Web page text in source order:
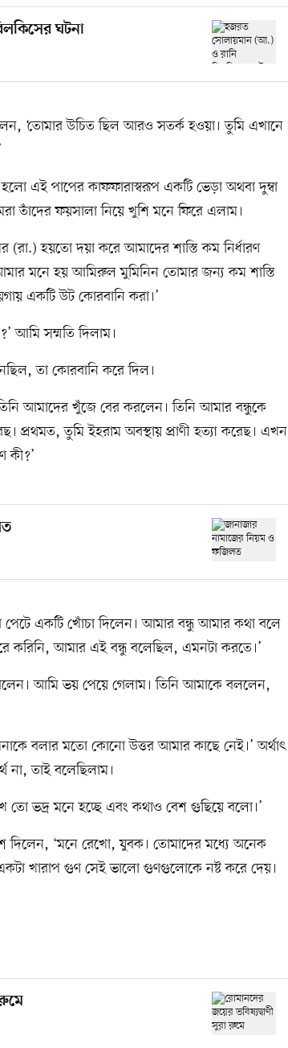
ঘটনা
‘তোমার উচিত ছিল আরও সতর্ক হওয়া। তুমি এখানে
এই পাপের কাফফারাস্বরূপ একটি ভেড়া অথবা দুম্বা
তাঁদের ফয়সালা নিয়ে খুশি মনে ফিরে এলাম।
হয়তো দয়া করে আমাদের শাস্তি কম নির্ধারণ
মনে হয় আমিরুল মুমিনিন তোমার জন্য কম শাস্তি
একটি উট কোরবানি করা।’
আমি সম্মতি দিলাম।
তা কোরবানি করে দিল।
আমাদের খুঁজে বের করলেন। তিনি আমার বন্ধুকে
প্রথমত, তুমি ইহরাম অবস্থায় প্রাণী হত্যা করেছ। এখন
কী?’
পেটে একটি খোঁচা দিলেন। আমার বন্ধু আমার কথা বলে
করিনি, আমার এই বন্ধু বলেছিল, এমনটা করতে।’
আমি ভয় পেয়ে গেলাম। তিনি আমাকে বললেন,
বলার মতো কোনো উত্তর আমার কাছে নেই।’ অর্থাৎ
না, তাই বলেছিলাম।
ভদ্র মনে হচ্ছে এবং কথাও বেশ গুছিয়ে বলো।’
‘মনে রেখো, যুবক। তোমাদের মধ্যে অনেক
খারাপ গুণ সেই ভালো গুণগুলোকে নষ্ট করে দেয়।